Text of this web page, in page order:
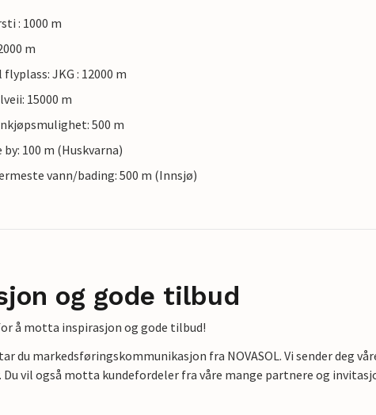
: 1000 m
m
JKG : 12000 m
15000 m
500 m
100 m (Huskvarna)
vann/bading: 500 m (Innsjø)
og gode tilbud
å motta inspirasjon og gode tilbud!
du markedsføringskommunikasjon fra NOVASOL. Vi sender deg
vil også motta kundefordeler fra våre mange partnere og